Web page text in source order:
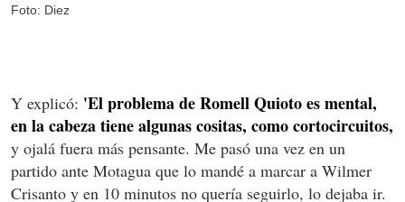
Foto: Diez
Y explicó: 'El problema de Romell Quioto es mental,
en la cabeza tiene algunas cositas, como cortocircuitos,
y ojalá fuera más pensante. Me pasó una vez en un
partido ante Motagua que lo mandé a marcar a Wilmer
Crisanto y en 10 minutos no quería seguirlo, lo dejaba ir.